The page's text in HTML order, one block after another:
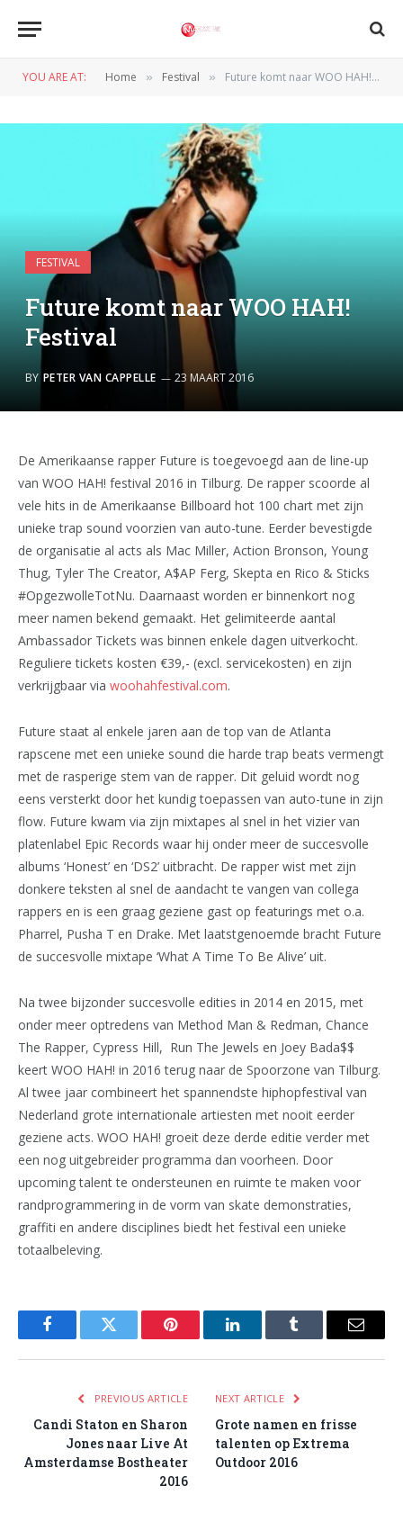
YOU ARE AT: Home » Festival » Future komt naar WOO HAH! Festival
FESTIVAL
Future komt naar WOO HAH!
Festival
BY PETER VAN CAPPELLE 23 MAART 2016
De Amerikaanse rapper Future is toegevoegd aan de line-up
van WOO HAH! festival 2016 in Tilburg. De rapper scoorde al
vele hits in de Amerikaanse Billboard hot 100 chart met zijn
unieke trap sound voorzien van auto-tune. Eerder bevestigde
de organisatie al acts als Mac Miller, Action Bronson, Young
Thug, Tyler The Creator, A$AP Ferg, Skepta en Rico & Sticks
#OpgezwolleTotNu. Daarnaast worden er binnenkort nog
meer namen bekend gemaakt. Het gelimiteerde aantal
Ambassador Tickets was binnen enkele dagen uitverkocht.
Reguliere tickets kosten €39,- (excl. servicekosten) en zijn
verkrijgbaar via woohahfestival.com.
Future staat al enkele jaren aan de top van de Atlanta
rapscene met een unieke sound die harde trap beats vermengt
met de rasperige stem van de rapper. Dit geluid wordt nog
eens versterkt door het kundig toepassen van auto-tune in zijn
flow. Future kwam via zijn mixtapes al snel in het vizier van
platenlabel Epic Records waar hij onder meer de succesvolle
albums ‘Honest’ en ‘DS2’ uitbracht. De rapper wist met zijn
donkere teksten al snel de aandacht te vangen van collega
rappers en is een graag geziene gast op featurings met o.a.
Pharrel, Pusha T en Drake. Met laatstgenoemde bracht Future
de succesvolle mixtape ‘What A Time To Be Alive’ uit.
Na twee bijzonder succesvolle edities in 2014 en 2015, met
onder meer optredens van Method Man & Redman, Chance
The Rapper, Cypress Hill, Run The Jewels en Joey Bada$$
keert WOO HAH! in 2016 terug naar de Spoorzone van Tilburg.
Al twee jaar combineert het spannendste hiphopfestival van
Nederland grote internationale artiesten met nooit eerder
geziene acts. WOO HAH! groeit deze derde editie verder met
een nog uitgebreider programma dan voorheen. Door
upcoming talent te ondersteunen en ruimte te maken voor
randprogrammering in de vorm van skate demonstraties,
graffiti en andere disciplines biedt het festival een unieke
totaalbeleving.
FacebookTwitter Pinterest LinkedInTumblr Email
PREVIOUS ARTICLE
Candi Staton en Sharon
Jones naar Live At
Amsterdamse Bostheater
2016
NEXT ARTICLE
Grote namen en frisse
talenten op Extrema
Outdoor 2016